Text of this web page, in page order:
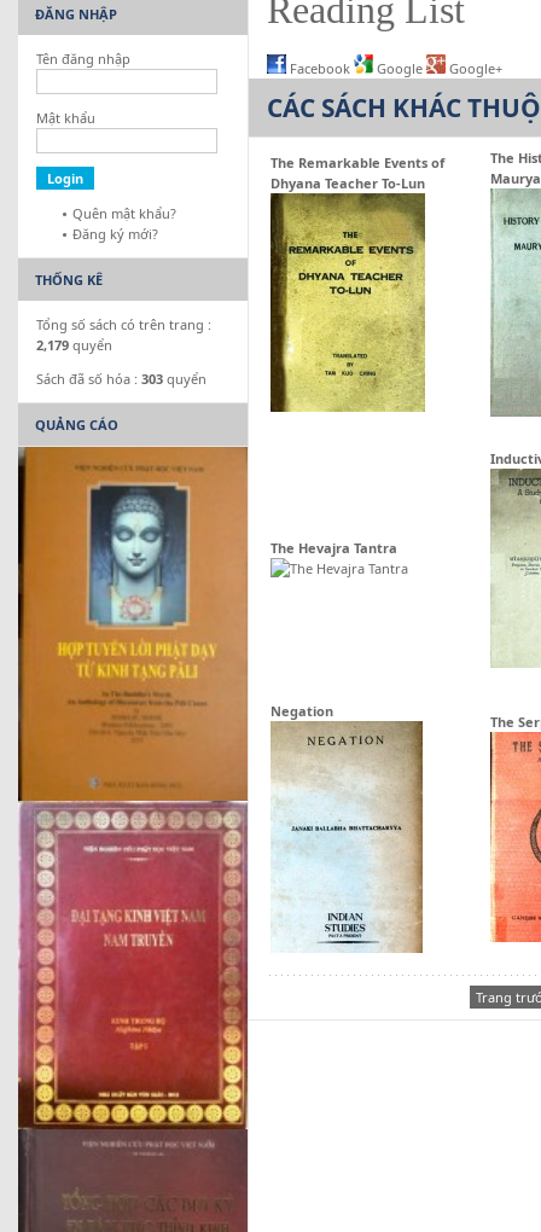
Reading List
Facebook Google Google+
CÁC SÁCH KHÁC
The Remarkable Events of
Dhyana Teacher To-Lun
The
The Hevajra Tantra
Negation
The
Trang
ĐĂNG NHẬP
Tên đăng nhập
Mật khẩu
Quên mật khẩu?
Đăng ký mới?
THỐNG KÊ
Tổng số sách có trên trang :
2,179 quyển
Sách đã số hóa : 303 quyển
QUẢNG CÁO